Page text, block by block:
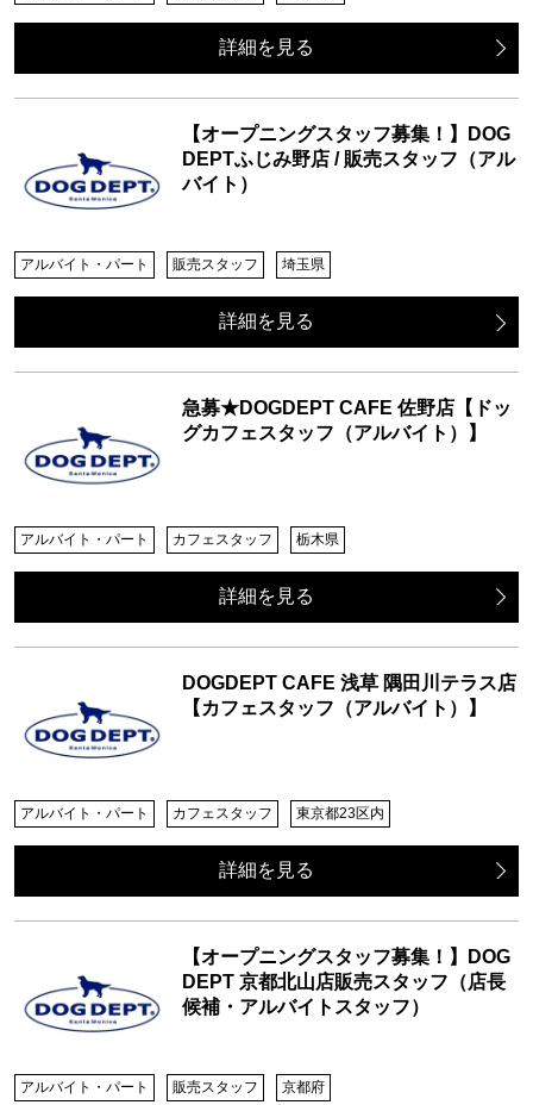
詳細を見る
【オープニングスタッフ募集！】DOG
DEPTふじみ野店 / 販売スタッフ（アル
バイト）
アルバイト・パート 販売スタッフ 埼玉県
詳細を見る
急募★DOGDEPT CAFE 佐野店【ドッ
グカフェスタッフ（アルバイト）】
アルバイト・パート カフェスタッフ 栃木県
詳細を見る
DOGDEPT CAFE 浅草 隅田川テラス店
【カフェスタッフ（アルバイト）】
アルバイト・パート カフェスタッフ 東京都23区内
詳細を見る
【オープニングスタッフ募集！】DOG
DEPT 京都北山店販売スタッフ（店長
候補・アルバイトスタッフ）
アルバイト・パート 販売スタッフ 京都府